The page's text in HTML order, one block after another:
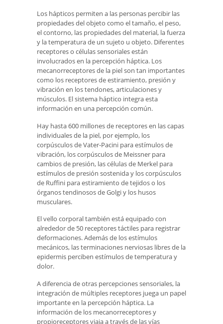
Los hápticos permiten a las personas percibir las
propiedades del objeto como el tamaño, el peso,
el contorno, las propiedades del material, la fuerza
y ​​la temperatura de un sujeto u objeto. Diferentes
receptores o células sensoriales están
involucrados en la percepción háptica. Los
mecanorreceptores de la piel son tan importantes
como los receptores de estiramiento, presión y
vibración en los tendones, articulaciones y
músculos. El sistema háptico integra esta
información en una percepción común.
Hay hasta 600 millones de receptores en las capas
individuales de la piel, por ejemplo, los
corpúsculos de Vater-Pacini para estímulos de
vibración, los corpúsculos de Meissner para
cambios de presión, las células de Merkel para
estímulos de presión sostenida y los corpúsculos
de Ruffini para estiramiento de tejidos o los
órganos tendinosos de Golgi y los husos
musculares.
El vello corporal también está equipado con
alrededor de 50 receptores táctiles para registrar
deformaciones. Además de los estímulos
mecánicos, las terminaciones nerviosas libres de la
epidermis perciben estímulos de temperatura y
dolor.
A diferencia de otras percepciones sensoriales, la
integración de múltiples receptores juega un papel
importante en la percepción háptica. La
información de los mecanorreceptores y
propioreceptores viaja a través de las vías